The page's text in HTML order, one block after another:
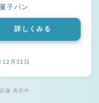
子パン
詳しくみる
12月31日
舗 表示中